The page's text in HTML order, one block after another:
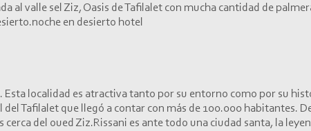
al valle sel Ziz, Oasis de Tafilalet con mucha cantidad de
en desierto hotel
Esta localidad es atractiva tanto por su entorno como por su
Tafilalet que llegó a contar con más de 100.000 habitantes.
del oued Ziz.Rissani es ante todo una ciudad santa, la